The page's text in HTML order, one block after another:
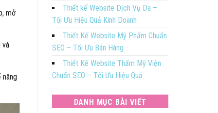
mở
và
Thiết kế Website Dịch Vụ Da –
Tối Ưu Hiệu Quả Kinh Doanh
Thiết Kế Website Mỹ Phẩm Chuẩn
SEO – Tối Ưu Bán Hàng
Thiết Kế Website Thẩm Mỹ Viện
Chuẩn SEO – Tối Ưu Hiệu Quả
DANH MỤC BÀI VIẾT